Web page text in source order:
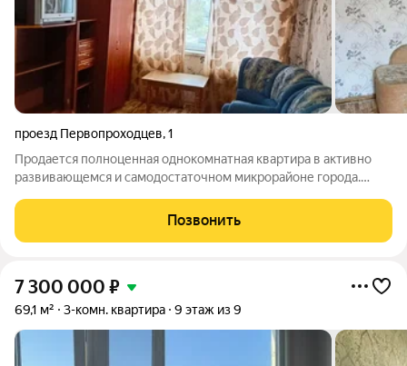
проезд Первопроходцев,1
Продается полноценная однокомнатная квартира в активно
развивающемся и самодостаточном микрорайоне города.
установленной ванной. В кухне оборудована функциональная
электрическая плита и
Позвонить
7 300 000 ₽
69,1 м² 3-комн. квартира 9 этаж из 9